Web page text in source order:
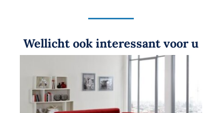
Wellicht ook interessant voor u